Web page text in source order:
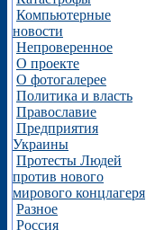
Компьютерные
новости
Непроверенное
О проекте
О фотогалерее
Политика и власть
Православие
Предприятия
Украины
Протесты Людей
против нового
мирового концлагеря
Разное
Россия